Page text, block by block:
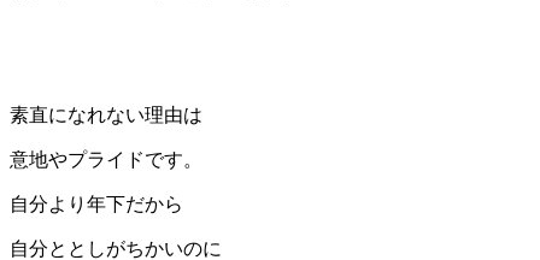
素直になれない理由は
意地やプライドです。
自分より年下だから
自分ととしがちかいのに